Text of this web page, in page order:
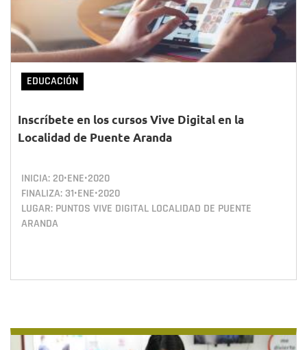
EDUCACIÓN
Inscríbete en los cursos Vive Digital en la
Localidad de Puente Aranda
INICIA: 20•ENE•2020
FINALIZA: 31•ENE•2020
LUGAR: PUNTOS VIVE DIGITAL LOCALIDAD DE PUENTE
ARANDA